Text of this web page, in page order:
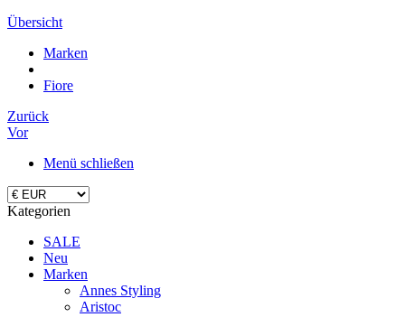
Übersicht
Marken
Fiore
Zurück
Vor
Menü schließen
Kategorien
SALE
Neu
Marken
Annes Styling
Aristoc